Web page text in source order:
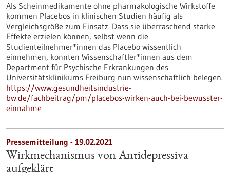
Als Scheinmedikamente ohne pharmakologische Wirkstoffe
kommen Placebos in klinischen Studien häufig als
Vergleichsgröße zum Einsatz. Dass sie überraschend starke
Effekte erzielen können, selbst wenn die
Studienteilnehmer*innen das Placebo wissentlich
einnehmen, konnten Wissenschaftler*innen aus dem
Department für Psychische Erkrankungen des
Universitätsklinikums Freiburg nun wissenschaftlich belegen.
https://www.gesundheitsindustrie-
bw.de/fachbeitrag/pm/placebos-wirken-auch-bei-bewusster-
einnahme
Pressemitteilung - 19.02.2021
Wirkmechanismus von Antidepressiva
aufgeklärt